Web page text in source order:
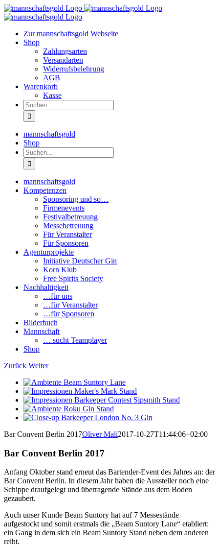
Zum
Inhalt
Zur mannschaftsgold Webseite
Shop
Zahlungsarten
Versandarten
Widerrufsbelehrung
AGB
Warenkorb
Kasse
Suche
nach:
mannschaftsgold
Shop
Suche
nach:
mannschaftsgold
Kompetenzen
Sponsoring und so…
Firmenevents
Festivalbetreuung
Messebetreuung
Für Veranstalter
Für Sponsoren
Agenturprojekte
Initiative Deutscher Gin
Korn Klub
Free Spirits Society
Nachhaltigkeit
…für uns
…für Veranstalter
…für Sponsoren
Bilderbuch
Mannschaft
… sucht Teamplayer
Shop
Zurück Weiter
View
Larger
Image
View
Larger
Image
View
Larger
Image
View
Larger
View
Image
Bar Convent Berlin 2017Oliver Mali2017-10-27T11:44:06+02:00
Bar Convent Berlin 2017
Anfang Oktober stand erneut das Bartender-Event des Jahres an: der
Bar Convent Berlin. In diesem Jahr haben die Aussteller noch eine
Schippe draufgelegt und überragende Stände aus dem Boden
gezaubert.
Auch unser Kunde Beam Suntory hat auf 7 Messestände
aufgestockt und somit erstmals die „Beam Suntory Lane“ etabliert:
ein Gang in dem sich ein Beam Suntory Stand neben dem anderen
reiht.